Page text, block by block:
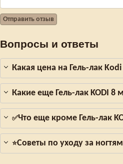
Отправить отзыв
Вопросы и ответы
Какая цена на Гель-лак
Какие еще Гель-лак KODI 8
✅Что еще кроме Гель-лак
⭐Советы по уходу за